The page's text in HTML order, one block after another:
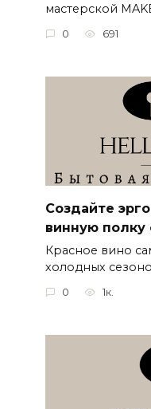
мастерской
0 691
Создайте
винную полку
Красное вино
холодных
0 1к.